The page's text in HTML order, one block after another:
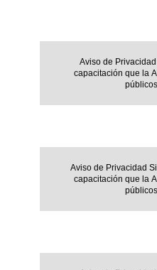
Aviso de
capacitación que la
Aviso de Privacidad
capacitación que la